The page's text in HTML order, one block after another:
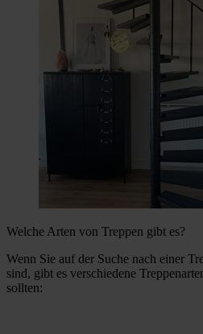
Welche Arten von Treppen gibt es?
Wenn Sie auf der Suche nach einer
sind, gibt es verschiedene
sollten: